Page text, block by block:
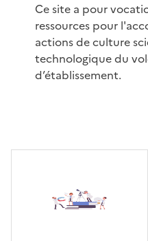
Ce site a pour
ressources pour
actions de culture
technologique du
d’établissement.